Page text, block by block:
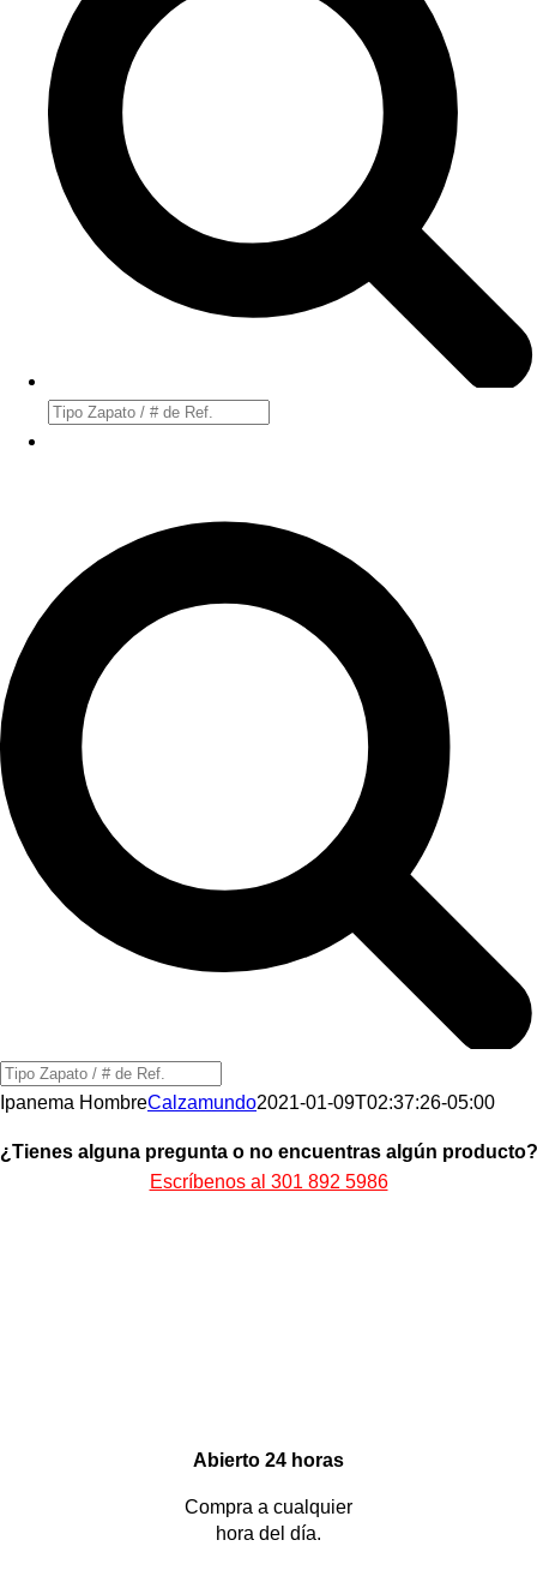
Búsqueda
Búsqueda
de
Ipanema HombreCalzamundo2021-01-09T02:37:26-05:00
¿Tienes alguna pregunta o no encuentras algún producto?
Escríbenos al 301 892 5986
Abierto 24 horas
Compra a cualquier
hora del día.